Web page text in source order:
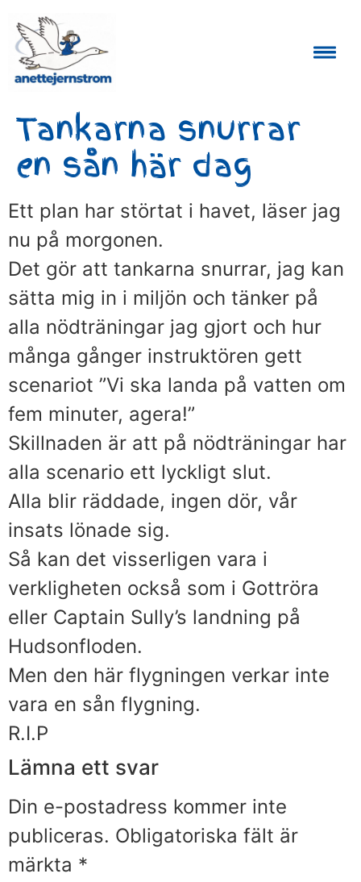
Tankarna snurrar
en sån här dag
Ett plan har störtat i havet, läser jag
nu på morgonen.
Det gör att tankarna snurrar, jag kan
sätta mig in i miljön och tänker på
alla nödträningar jag gjort och hur
många gånger instruktören gett
scenariot ”Vi ska landa på vatten om
fem minuter, agera!”
Skillnaden är att på nödträningar har
alla scenario ett lyckligt slut.
Alla blir räddade, ingen dör, vår
insats lönade sig.
Så kan det visserligen vara i
verkligheten också som i Gottröra
eller Captain Sully’s landning på
Hudsonfloden.
Men den här flygningen verkar inte
vara en sån flygning.
R.I.P
Lämna ett svar
Din e-postadress kommer inte
publiceras. Obligatoriska fält är
märkta *